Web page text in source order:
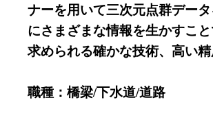
ナーを用いて三次元点群デー
にさまざまな情報を生かすこ
求められる確かな技術、高い
職種：橋梁/下水道/道路